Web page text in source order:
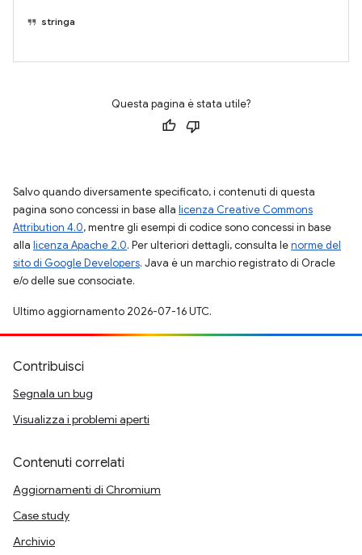
stringa
Questa pagina è stata utile?
Salvo quando diversamente specificato, i contenuti di questa
pagina sono concessi in base alla licenza Creative Commons
Attribution 4.0, mentre gli esempi di codice sono concessi in base
alla licenza Apache 2.0. Per ulteriori dettagli, consulta lenorme del
sito di Google Developers. Java è un marchio registrato di Oracle
e/o delle sue consociate.
Ultimo aggiornamento 2026-07-16 UTC.
Contribuisci
Segnala un bug
Visualizza i problemi aperti
Contenuti correlati
Aggiornamenti di Chromium
Case study
Archivio